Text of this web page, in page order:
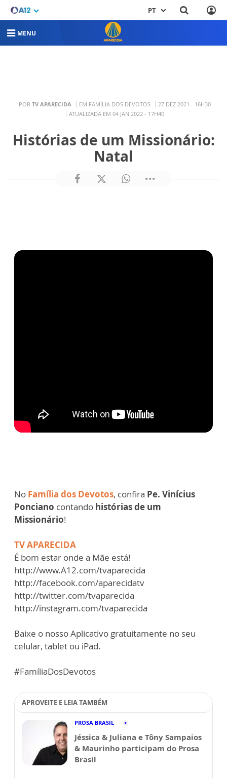
PT
MENU
POR TV APARECIDA EM FAMÍLIA DOS DEVOTOS
27 DEZ 2021 - 16H30
ATUALIZADA EM 04 JAN 2022 - 17H40
Histórias de um Missionário:
Natal
No Família dos Devotos, confira Pe. Vinícius
Ponciano contando histórias de um
Missionário!
TV APARECIDA
É bom estar onde a Mãe está!
http://www.A12.com/tvaparecida
http://facebook.com/aparecidatv
http://twitter.com/tvaparecida
http://instagram.com/tvaparecida
Baixe o nosso Aplicativo gratuitamente no seu
celular, tablet ou iPad.
#FamíliaDosDevotos
APROVEITE E LEIA TAMBÉM
PROSA BRASIL
Jéssica & Juliana e Tôny Sampaios
& Maurinho participam do Prosa
Brasil